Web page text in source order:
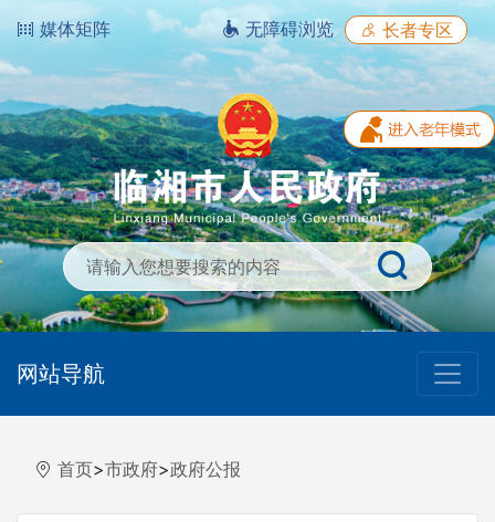
媒体矩阵 无障碍浏览 长者专区
网站导航
首页>市政府>政府公报